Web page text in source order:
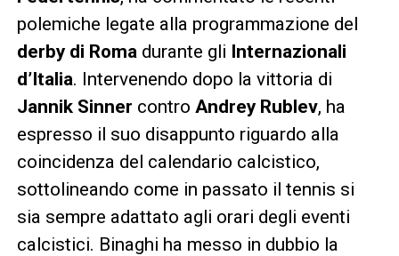
polemiche legate alla programmazione del
derby di Roma durante gli Internazionali
d’Italia. Intervenendo dopo la vittoria di
Jannik Sinner contro Andrey Rublev, ha
espresso il suo disappunto riguardo alla
coincidenza del calendario calcistico,
sottolineando come in passato il tennis si
sia sempre adattato agli orari degli eventi
calcistici. Binaghi ha messo in dubbio la